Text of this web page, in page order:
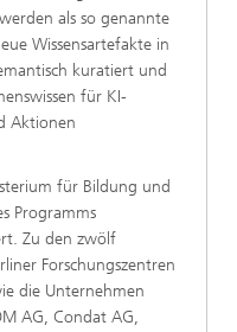
als so genannte
Wissensartefakte in
kuratiert und
für KI-
Aktionen
für Bildung und
Programms
Zu den zwölf
Forschungszentren
die Unternehmen
AG, Condat AG,